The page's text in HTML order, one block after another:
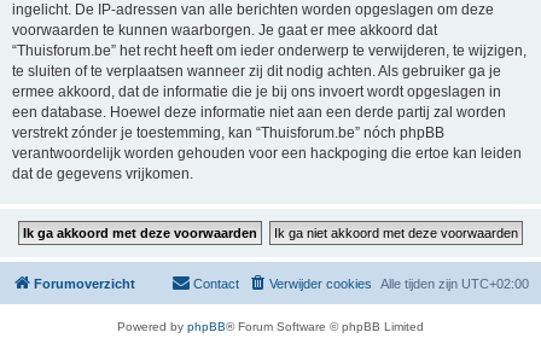
ingelicht. De IP-adressen van alle berichten worden opgeslagen om deze
voorwaarden te kunnen waarborgen. Je gaat er mee akkoord dat
“Thuisforum.be” het recht heeft om ieder onderwerp te verwijderen, te wijzigen,
te sluiten of te verplaatsen wanneer zij dit nodig achten. Als gebruiker ga je
ermee akkoord, dat de informatie die je bij ons invoert wordt opgeslagen in
een database. Hoewel deze informatie niet aan een derde partij zal worden
verstrekt zónder je toestemming, kan “Thuisforum.be” nóch phpBB
verantwoordelijk worden gehouden voor een hackpoging die ertoe kan leiden
dat de gegevens vrijkomen.
Forumoverzicht Alle tijden zijn UTC+02:00
Verwijder cookies
Contact
Powered by phpBB® Forum Software © phpBB Limited